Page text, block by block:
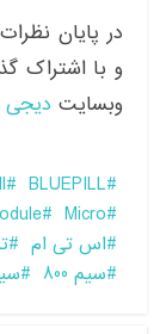
در پایان
و با اشتراک
وبسایت دیجی
BLUEPILL
Micro
اس تی ام
سیم 800